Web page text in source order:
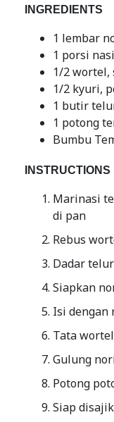
INGREDIENTS
1 lembar
1 porsi nasi
1/2 wortel,
1/2 kyuri,
1 butir
1 potong
Bumbu
INSTRUCTIONS
Marinasi
di pan
Rebus
Dadar telur
Siapkan
Isi dengan
Tata
Gulung
Potong
Siap